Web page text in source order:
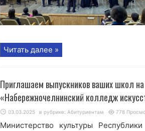
Читать далее »
Приглашаем выпускников ваших школ
«Набережночелнинский колледж
03.03.2025 в рубрике: Абитуриентам 778
Министерство культуры